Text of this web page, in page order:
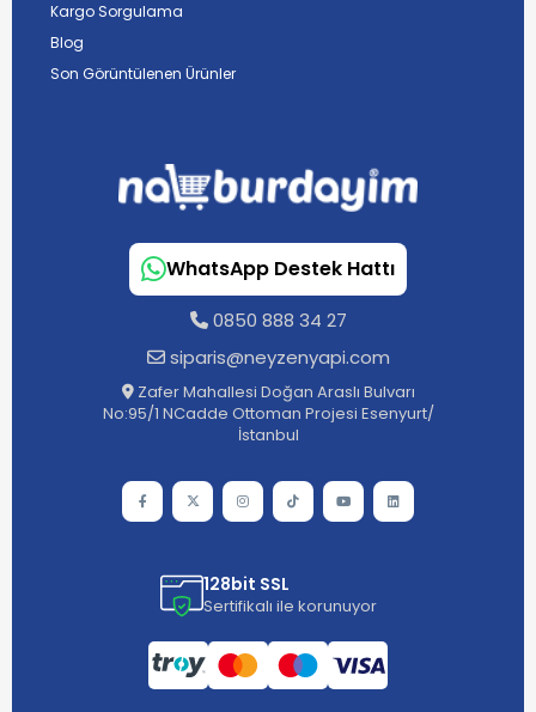
Kargo Sorgulama
Blog
Son Görüntülenen Ürünler
WhatsApp Destek Hattı
0850 888 34 27
siparis@neyzenyapi.com
Zafer Mahallesi Doğan Araslı Bulvarı
No:95/1 NCadde Ottoman Projesi Esenyurt/
İstanbul
128bit SSL
Sertifikalı ile korunuyor